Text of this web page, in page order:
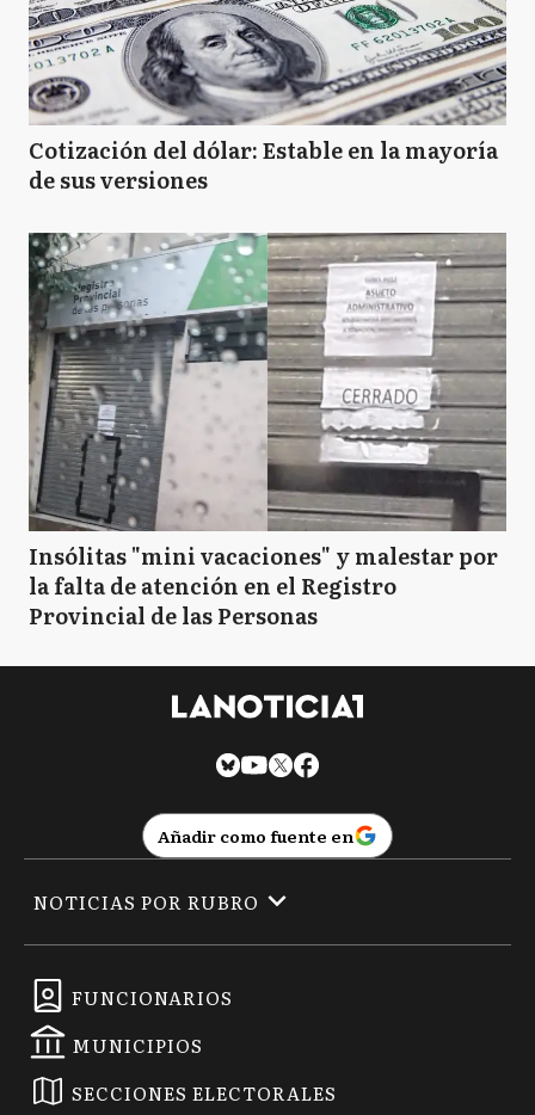
Cotización del dólar: Estable en la mayoría
de sus versiones
Insólitas "mini vacaciones" y malestar por
la falta de atención en el Registro
Provincial de las Personas
Añadir como fuente en
FUNCIONARIOS
MUNICIPIOS
SECCIONES ELECTORALES
NOTICIAS POR RUBRO